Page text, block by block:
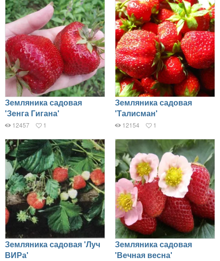
Земляника садовая
'Зенга Гигана'
12457 1
Земляника садовая
'Талисман'
12154 1
Земляника садовая 'Луч
ВИРа'
Земляника садовая
'Вечная весна'